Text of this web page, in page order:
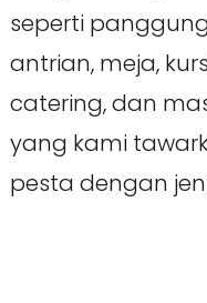
seperti
antrian, meja,
catering, dan
yang kami
pesta dengan